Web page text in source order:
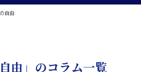
自由
自由」のコラム一覧